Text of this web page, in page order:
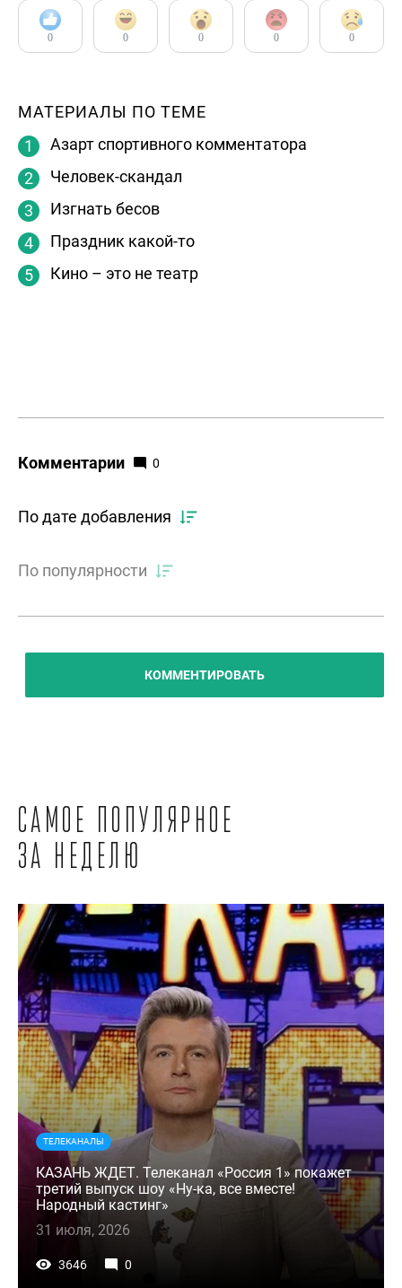
0 0 0 0 0
МАТЕРИАЛЫ ПО ТЕМЕ
Азарт спортивного комментатора
Человек-скандал
Изгнать бесов
Праздник какой-то
Кино – это не театр
Комментарии 0
По дате добавления
По популярности
КОММЕНТИРОВАТЬ
Самое популярное
за неделю
ТЕЛЕКАНАЛЫ
КАЗАНЬ ЖДЕТ. Телеканал «Россия 1» покажет
третий выпуск шоу «Ну-ка, все вместе!
Народный кастинг»
31 июля, 2026
3646 0